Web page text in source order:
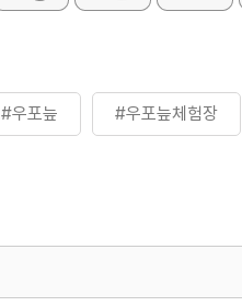
#우포늪 #우포늪체험장